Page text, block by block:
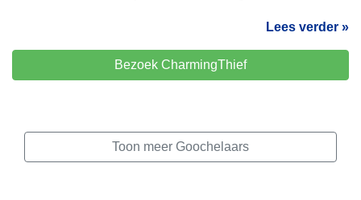
Lees verder »
Bezoek CharmingThief
Toon meer Goochelaars